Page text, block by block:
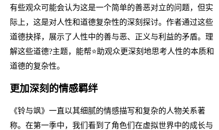
有些观众可能会认为这是一个简单的善恶对立的问题，但实
际上，这是对人性和道德复杂性的深刻探讨。作者通过这些
道德抉择，展示了人性中的善与恶、正义与利益的矛盾。理
解这些道德?主题，能帮⭐助观众更深刻地思考人性的本质和
道德的复杂性。
更加深刻的情感羁绊
《铃与飒》一直以其细腻的情感描写和复杂的人物关系著
称。在第一季中，我们看到了角色们在虚拟世界中的成长与